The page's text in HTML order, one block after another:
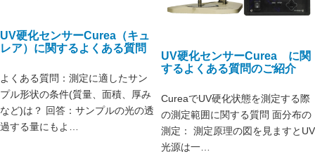
UV硬化センサーCurea（キュ
レア）に関するよくある質問
よくある質問：測定に適したサン
プル形状の条件(質量、面積、厚み
など)は？ 回答：サンプルの光の透
過する量にもよ…
UV硬化センサーCurea に関
するよくある質問のご紹介
CureaでUV硬化状態を測定する際
の測定範囲に関する質問 面分布の
測定： 測定原理の図を見ますとUV
光源は一…